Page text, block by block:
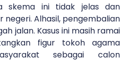
skema ini tidak jelas dan
negeri. Alhasil, pengembalian
jalan. Kasus ini masih ramai
figur tokoh agama
sebagai calon